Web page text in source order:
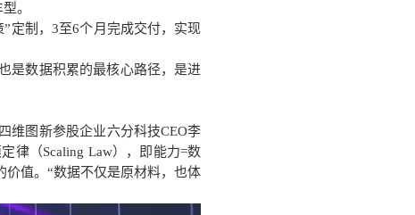
。
定制，3至6个月完成交付，实现
是数据积累的最核心路径，是进
维图新参股企业六分科技CEO李
律（Scaling Law），即能力=数
值。“数据不仅是原材料，也体